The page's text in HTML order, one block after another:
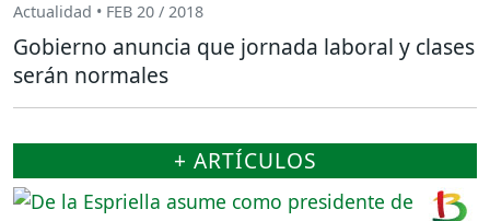
Actualidad • FEB 20 / 2018
Gobierno anuncia que jornada laboral y clases
serán normales
+ ARTÍCULOS